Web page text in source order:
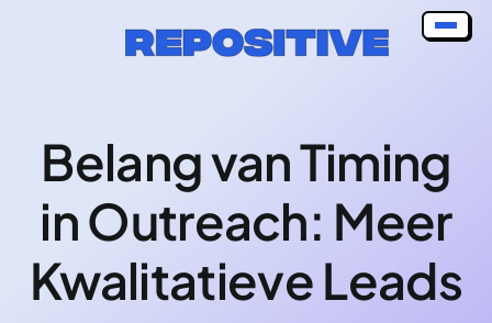
Belang van Timing
in Outreach: Meer
Kwalitatieve Leads